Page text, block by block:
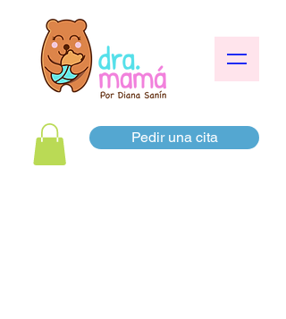
Pedir una cita